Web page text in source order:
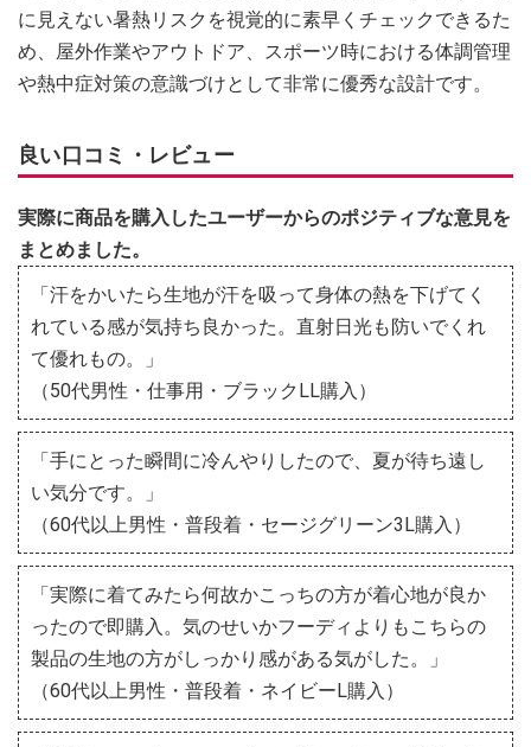
に見えない暑熱リスクを視覚的に素早くチェックできるた
め、屋外作業やアウトドア、スポーツ時における体調管理
や熱中症対策の意識づけとして非常に優秀な設計です。
良い口コミ・レビュー
実際に商品を購入したユーザーからのポジティブな意見を
まとめました。
「汗をかいたら生地が汗を吸って身体の熱を下げてく
れている感が気持ち良かった。直射日光も防いでくれ
て優れもの。」
（50代男性・仕事用・ブラックLL購入）
「手にとった瞬間に冷んやりしたので、夏が待ち遠し
い気分です。」
（60代以上男性・普段着・セージグリーン3L購入）
「実際に着てみたら何故かこっちの方が着心地が良か
ったので即購入。気のせいかフーディよりもこちらの
製品の生地の方がしっかり感がある気がした。」
（60代以上男性・普段着・ネイビーL購入）